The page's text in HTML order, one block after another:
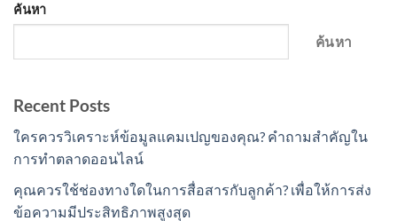
ค้นหา
ค้นหา
Recent Posts
ใครควรวิเคราะห์ข้อมูลแคมเปญของคุณ? คำถามสำคัญใน
การทำตลาดออนไลน์
คุณควรใช้ช่องทางใดในการสื่อสารกับลูกค้า? เพื่อให้การส่ง
ข้อความมีประสิทธิภาพสูงสุด